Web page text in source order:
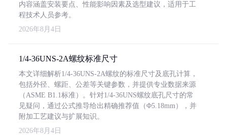
内容涵盖安装要点、性能影响因素及选型建议，适用于工
程技术人员参考。
2026年8月4日
1/4-36UNS-2A螺纹标准尺寸
本文详细解析1/4-36UNS-2A螺纹的标准尺寸及底孔计算，
包括外径、螺距、公差等关键参数，并提供专业数据来源
（ASME B1.1标准）。针对1/4-36UNS螺纹底孔尺寸的常
见疑问，通过公式推导给出精确推荐值（Φ5.18mm），并
附加工艺建议与扩展知识。
2026年8月4日